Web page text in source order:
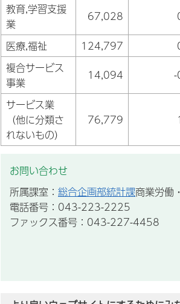
教育,学習支援
業
67,028
医療,福祉
124,797
複合サービス
事業
14,094 -
サービス業
（他に分類さ
れないもの）
76,779
お問い合わせ
所属課室： 総合企画部統計課商業労働
電話番号：043-223-2225
ファックス番号：043-227-4458